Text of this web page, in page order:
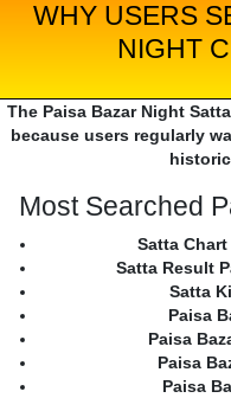
WHY USERS
NIGHT
The Paisa Bazar Night
because users regularly
Most Searched
Satta
Satta Result
Satta
Paisa
Paisa
Paisa
Paisa